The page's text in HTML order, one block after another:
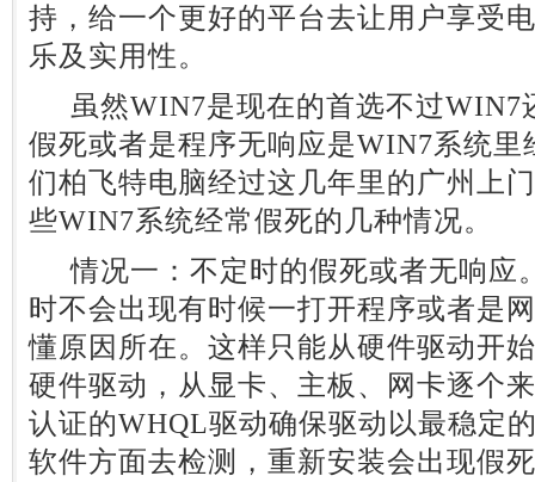
持，给一个更好的平台去让用户享受
乐及实用性。
虽然WIN7是现在的首选不过WIN7
假死或者是程序无响应是WIN7系统
们柏飞特电脑经过这几年里的广州上
些WIN7系统经常假死的几种情况。
情况一：不定时的假死或者无响应
时不会出现有时候一打开程序或者是
懂原因所在。这样只能从硬件驱动开
硬件驱动，从显卡、主板、网卡逐个
认证的WHQL驱动确保驱动以最稳定
软件方面去检测，重新安装会出现假